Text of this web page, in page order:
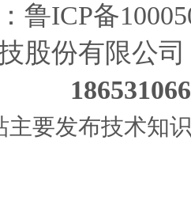
鲁ICP备
股份有限公司
主要发布技术知